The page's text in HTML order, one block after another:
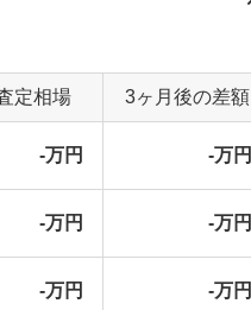
定相場 3ヶ月後の差額
-万円 -万円
-万円 -万円
-万円 -万円